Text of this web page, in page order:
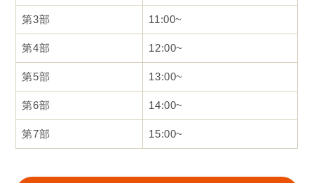
第3部 11:00~
第4部 12:00~
第5部 13:00~
第6部 14:00~
第7部 15:00~